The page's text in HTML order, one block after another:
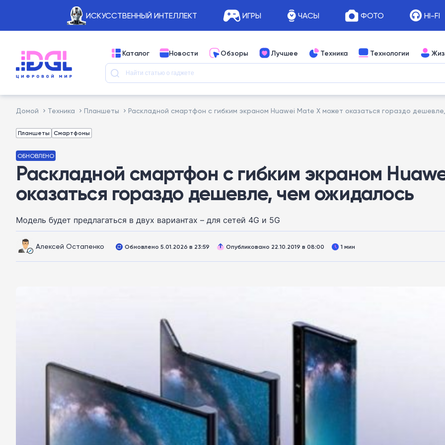
ИСКУССТВЕННЫЙ ИНТЕЛЛЕКТ ИГРЫ ЧАСЫ ФОТО HI-FI
Каталог Новости Обзоры Лучшее Техника Технологии
Домой Техника Планшеты Раскладной смартфон с гибким экраном Huawei Mate X может оказаться гораздо
Планшеты Смартфоны
ОБНОВЛЕНО
Раскладной смартфон с гибким экраном
оказаться гораздо дешевле, чем ожидалось
Модель будет предлагаться в двух вариантах – для сетей 4G и 5G
Алексей Остапенко Обновлено 5.01.2026 в 23:59 Опубликовано 22.10.2019 в 08:00 1 мин